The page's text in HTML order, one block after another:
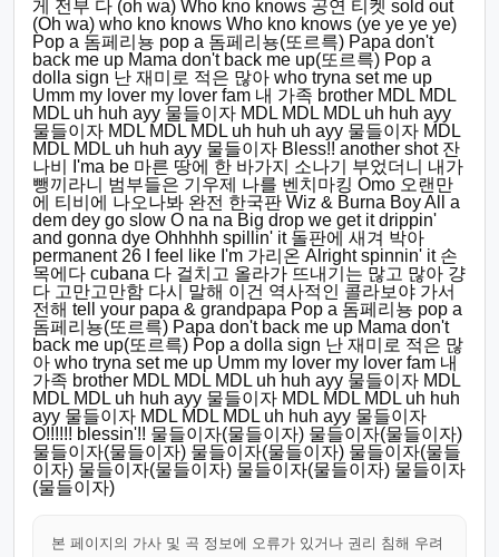
게 전부 다 (oh wa) Who kno knows 공연 티켓 sold out
(Oh wa) who kno knows Who kno knows (ye ye ye ye)
Pop a 돔페리뇽 pop a 돔페리뇽(또르륵) Papa don't
back me up Mama don't back me up(또르륵) Pop a
dolla sign 난 재미로 적은 많아 who tryna set me up
Umm my lover my lover fam 내 가족 brother MDL MDL
MDL uh huh ayy 물들이자 MDL MDL MDL uh huh ayy
물들이자 MDL MDL MDL uh huh uh ayy 물들이자 MDL
MDL MDL uh huh ayy 물들이자 Bless!! another shot 잔
나비 I'ma be 마른 땅에 한 바가지 소나기 부었더니 내가
뺑끼라니 범부들은 기우제 나를 벤치마킹 Omo 오랜만
에 티비에 나오나봐 완전 한국판 Wiz & Burna Boy All a
dem dey go slow O na na Big drop we get it drippin'
and gonna dye Ohhhhh spillin' it 돌판에 새겨 박아
permanent 26 I feel like I'm 가리온 Alright spinnin' it 손
목에다 cubana 다 걸치고 올라가 뜨내기는 많고 많아 걍
다 고만고만함 다시 말해 이건 역사적인 콜라보야 가서
전해 tell your papa & grandpapa Pop a 돔페리뇽 pop a
돔페리뇽(또르륵) Papa don't back me up Mama don't
back me up(또르륵) Pop a dolla sign 난 재미로 적은 많
아 who tryna set me up Umm my lover my lover fam 내
가족 brother MDL MDL MDL uh huh ayy 물들이자 MDL
MDL MDL uh huh ayy 물들이자 MDL MDL MDL uh huh
ayy 물들이자 MDL MDL MDL uh huh ayy 물들이자
O!!!!!! blessin'!! 물들이자(물들이자) 물들이자(물들이자)
물들이자(물들이자) 물들이자(물들이자) 물들이자(물들
이자) 물들이자(물들이자) 물들이자(물들이자) 물들이자
(물들이자)
본 페이지의 가사 및 곡 정보에 오류가 있거나 권리 침해 우려